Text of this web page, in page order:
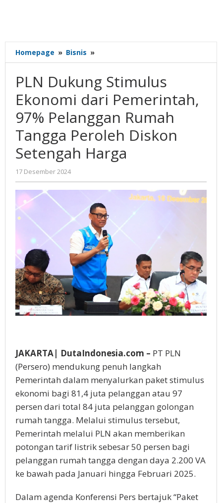
Homepage » Bisnis »
Dukung
Ekonomi
dari
Pemerintah,
97%
Pelanggan
Rumah
Peroleh
PLN Dukung Stimulus
Ekonomi dari Pemerintah,
97% Pelanggan Rumah
Tangga Peroleh Diskon
Setengah Harga
17 Desember 2024
Gatot
Susanto
JAKARTA| DutaIndonesia.com – PT PLN
(Persero) mendukung penuh langkah
Pemerintah dalam menyalurkan paket stimulus
ekonomi bagi 81,4 juta pelanggan atau 97
persen dari total 84 juta pelanggan golongan
rumah tangga. Melalui stimulus tersebut,
Pemerintah melalui PLN akan memberikan
potongan tarif listrik sebesar 50 persen bagi
pelanggan rumah tangga dengan daya 2.200 VA
ke bawah pada Januari hingga Februari 2025.
Dalam agenda Konferensi Pers bertajuk “Paket